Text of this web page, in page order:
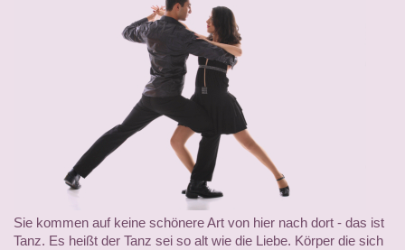
Sie kommen auf keine schönere Art von hier nach dort - das ist
Tanz. Es heißt der Tanz sei so alt wie die Liebe. Körper die sich